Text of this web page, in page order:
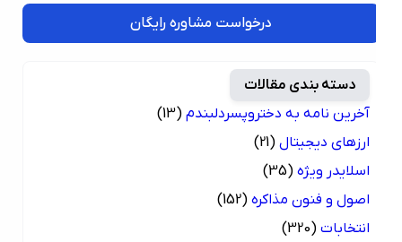
درخواست مشاوره رایگان
دسته بندی مقالات
آخرین نامه به دختروپسردلبندم (13)
ارزهای دیجیتال (21)
اسلایدر ویژه (35)
اصول و فنون مذاکره (152)
انتخابات (320)